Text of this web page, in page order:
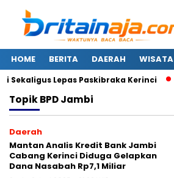
HOME BERITA DAERAH WISATA
Lepas Paskibraka Kerinci
TopikBPD Jambi
Daerah
Mantan Analis Kredit Bank Jambi
Cabang Kerinci Diduga Gelapkan
Dana Nasabah Rp7,1 Miliar